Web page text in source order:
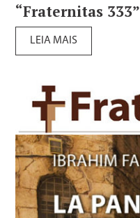
“Fraternitas 333”
LEIA MAIS